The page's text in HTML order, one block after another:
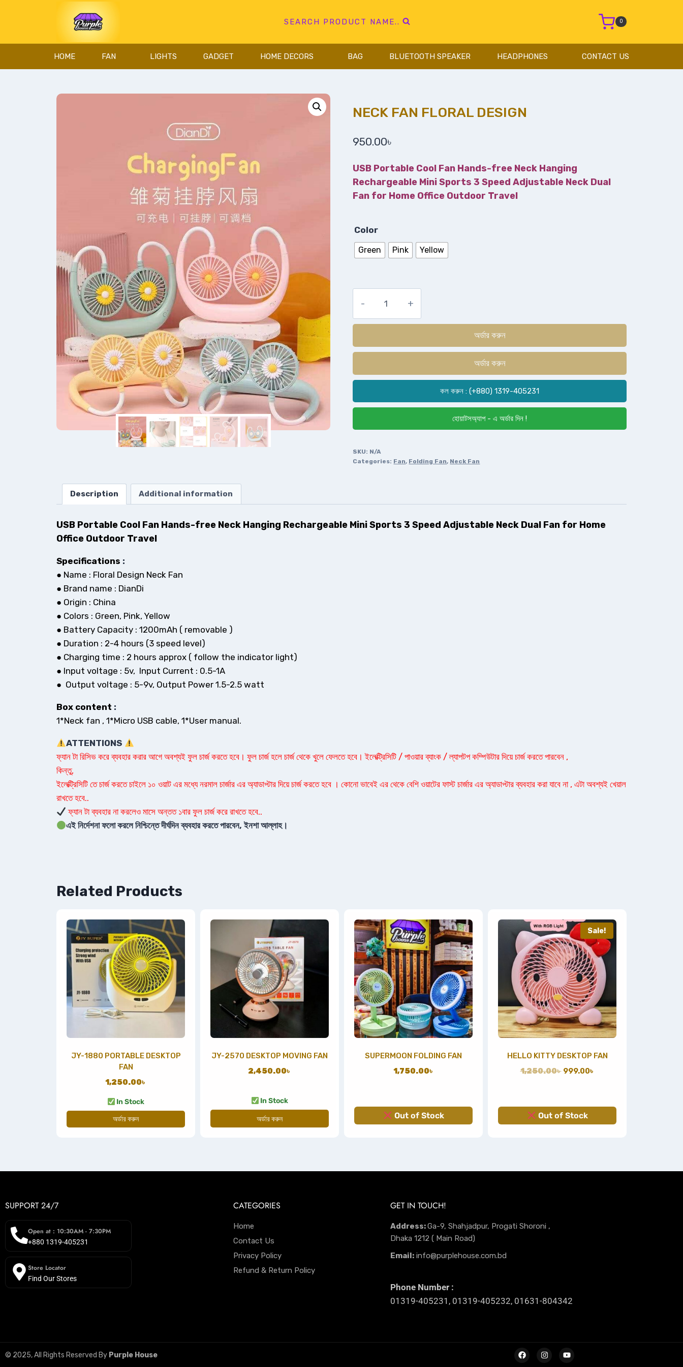
SEARCH PRODUCT NAME.. 0
HOME FAN LIGHTS GADGET HOME DECORS BAG BLUETOOTH SPEAKER HEADPHONES CONTACT US
NECK FAN FLORAL DESIGN
950.00৳
USB Portable Cool Fan Hands-free Neck Hanging
Rechargeable Mini Sports 3 Speed ​​Adjustable Neck Dual
Fan for Home Office Outdoor Travel
Color
Green Pink Yellow
অর্ডার করুন
অর্ডার করুন
কল করুন : (+880) 1319-405231
হোয়াটসঅ্যাপ - এ অর্ডার দিন !
SKU: N/A
Categories: Fan, Folding Fan, Neck Fan
Description Additional information
USB Portable Cool Fan Hands-free Neck Hanging Rechargeable Mini Sports 3 Speed ​​Adjustable Neck Dual Fan for Home
Office Outdoor Travel
Specifications :
● Name : Floral Design Neck Fan
● Brand name : DianDi
● Origin : China
● Colors : Green, Pink, Yellow
● Battery Capacity : 1200mAh ( removable )
● Duration : 2-4 hours (3 speed level)
● Charging time : 2 hours approx ( follow the indicator light)
● Input voltage : 5v, Input Current : 0.5-1A
● Output voltage : 5-9v, Output Power 1.5-2.5 watt
Box content :
1*Neck fan , 1*Micro USB cable, 1*User manual.
ATTENTIONS
ফ্যান টা রিসিভ করে ব্যবহার করার আগে অবশ্যই ফুল চার্জ করতে হবে। ফুল চার্জ হলে চার্জ থেকে খুলে ফেলতে হবে। ইলেক্ট্রিসিটি / পাওয়ার ব্যাংক / ল্যাপটপ কম্পিউটার দিয়ে চার্জ করতে পারবেন ,
কিন্তু,
ইলেক্ট্রিসিটি তে চার্জ করতে চাইলে ১০ ওয়াট এর মধ্যে নরমাল চার্জার এর অ্যাডাপ্টার দিয়ে চার্জ করতে হবে । কোনো ভাবেই এর থেকে বেশি ওয়াটের ফাস্ট চার্জার এর অ্যাডাপ্টার ব্যবহার করা যাবে না , এটা অবশ্যই খেয়াল
রাখতে হবে..
ফ্যান টা ব্যবহার না করলেও মাসে অন্তত ১বার ফুল চার্জ করে রাখতে হবে..
এই নির্দেশনা ফলো করলে নিশ্চিন্তে দীর্ঘদিন ব্যবহার করতে পারবেন, ইনশা আল্লাহ।
Related Products
JY-1880 PORTABLE DESKTOP
FAN
1,250.00৳
In Stock
অর্ডার করুন
JY-2570 DESKTOP MOVING FAN
2,450.00৳
In Stock
অর্ডার করুন
SUPERMOON FOLDING FAN
1,750.00৳
Out of Stock
Sale!
HELLO KITTY DESKTOP FAN
1,250.00৳ 999.00৳
Out of Stock
SUPPORT 24/7
Open at : 10:30AM - 7:30PM
+880 1319-405231
Store Locator
Find Our Stores
CATEGORIES
Home
Contact Us
Privacy Policy
Refund & Return Policy
GET IN TOUCH!
Address:Ga-9, Shahjadpur, Progati Shoroni ,
Dhaka 1212 ( Main Road)
Email:info@purplehouse.com.bd
Phone Number :
01319-405231, 01319-405232, 01631-804342
© 2025, All Rights Reserved By Purple House